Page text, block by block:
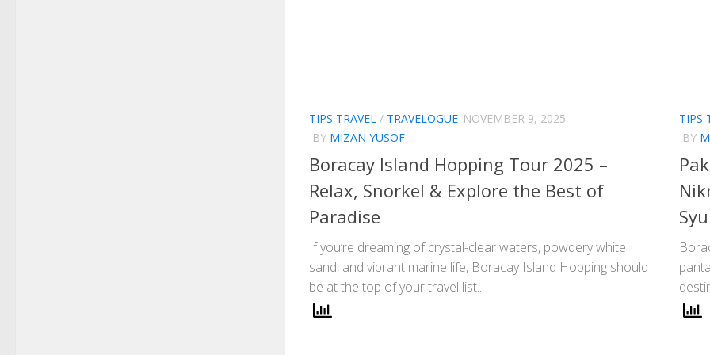
TIPS TRAVEL / TRAVELOGUE NOVEMBER 9, 2025
BY MIZAN YUSOF
Boracay Island Hopping Tour 2025 –
Relax, Snorkel & Explore the Best of
Paradise
If you’re dreaming of crystal-clear waters, powdery white
sand, and vibrant marine life, Boracay Island Hopping should
be at the top of your travel list...
TIPS
BY